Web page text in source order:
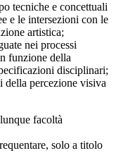
tecniche e concettuali
e le intersezioni con le
artistica;
nei processi
funzione della
disciplinari;
della percezione visiva
facoltà
solo a titolo